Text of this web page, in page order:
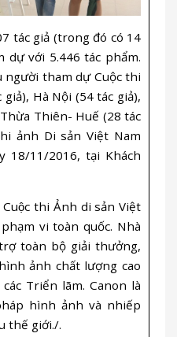
tác giả (trong đó có 14
dự với 5.446 tác phẩm.
người tham dự Cuộc thi
Hà Nội (54 tác giả),
Thiên- Huế (28 tác
ảnh Di sản Việt Nam
18/11/2016, tại Khách
thi Ảnh di sản Việt
vi toàn quốc. Nhà
toàn bộ giải thưởng,
ảnh chất lượng cao
Triển lãm. Canon là
hình ảnh và nhiếp
thế giới./.